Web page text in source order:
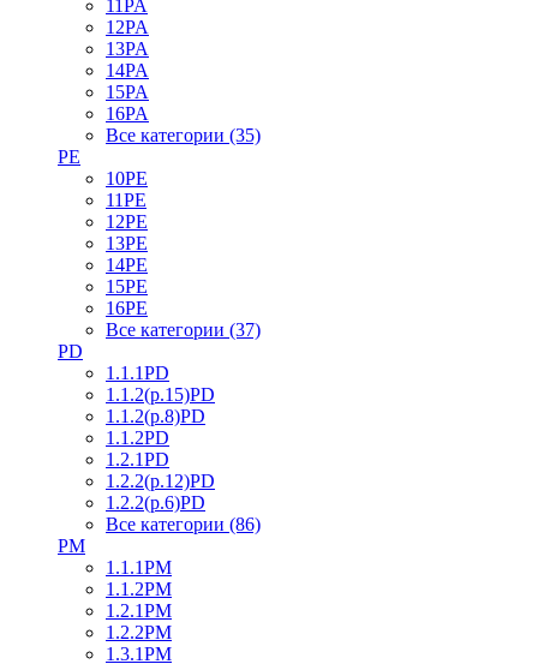
11PA
12PA
13PA
14PA
15PA
16PA
Все категории (35)
PE
10PE
11PE
12PE
13PE
14PE
15PE
16PE
Все категории (37)
PD
1.1.1PD
1.1.2(р.15)PD
1.1.2(р.8)PD
1.1.2PD
1.2.1PD
1.2.2(р.12)PD
1.2.2(р.6)PD
Все категории (86)
PM
1.1.1PM
1.1.2PM
1.2.1PM
1.2.2PM
1.3.1PM